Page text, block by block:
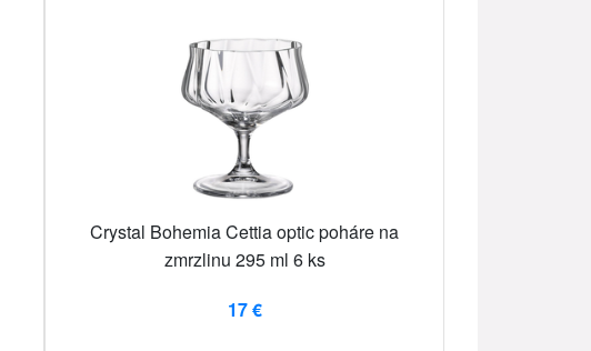
Crystal Bohemia Cettia optic poháre na
zmrzlinu 295 ml 6 ks
17 €